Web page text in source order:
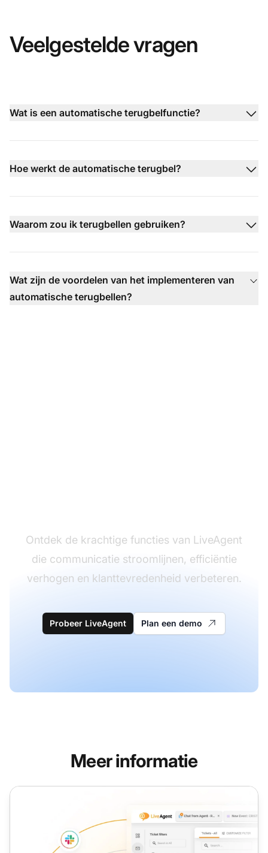
Veelgestelde vragen
Wat is een automatische terugbelfunctie?
Hoe werkt de automatische terugbel?
Waarom zou ik terugbellen gebruiken?
Wat zijn de voordelen van het implementeren van
automatische terugbellen?
Ontdek de krachtige functies van LiveAgent
die communicatie stroomlijnen, efficiëntie
verhogen en klanttevredenheid verbeteren.
Probeer LiveAgent Plan een demo
Meer informatie
Terugbelverzoek voor klantenservice